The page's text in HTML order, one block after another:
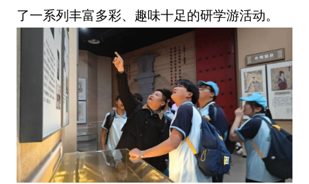
了一系列丰富多彩、趣味十足的研学游活动。